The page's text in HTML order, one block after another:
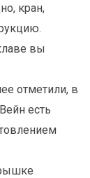
кран,
вы
отметили, в
есть